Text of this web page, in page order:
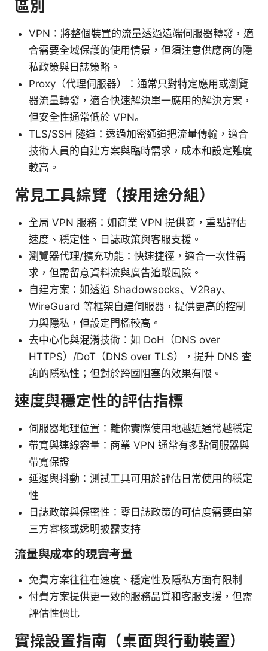
區別
VPN：將整個裝置的流量透過遠端伺服器轉發，適
合需要全域保護的使用情景，但須注意供應商的隱
私政策與日誌策略。
Proxy（代理伺服器）：通常只對特定應用或瀏覽
器流量轉發，適合快速解決單一應用的解決方案，
但安全性通常低於 VPN。
TLS/SSH 隧道：透過加密通道把流量傳輸，適合
技術人員的自建方案與臨時需求，成本和設定難度
較高。
常見工具綜覽（按用途分組）
全局 VPN 服務：如商業 VPN 提供商，重點評估
速度、穩定性、日誌政策與客服支援。
瀏覽器代理/擴充功能：快速捷徑，適合一次性需
求，但需留意資料流與廣告追蹤風險。
自建方案：如透過 Shadowsocks、V2Ray、
WireGuard 等框架自建伺服器，提供更高的控制
力與隱私，但設定門檻較高。
去中心化與混淆技術：如 DoH（DNS over
HTTPS）/DoT（DNS over TLS），提升 DNS 查
詢的隱私性；但對於跨國阻塞的效果有限。
速度與穩定性的評估指標
伺服器地理位置：離你實際使用地越近通常越穩定
帶寬與連線容量：商業 VPN 通常有多點伺服器與
帶寬保證
延遲與抖動：測試工具可用於評估日常使用的穩定
性
日誌政策與保密性：零日誌政策的可信度需要由第
三方審核或透明披露支持
流量與成本的現實考量
免費方案往往在速度、穩定性及隱私方面有限制
付費方案提供更一致的服務品質和客服支援，但需
評估性價比
實操設置指南（桌面與行動裝置）